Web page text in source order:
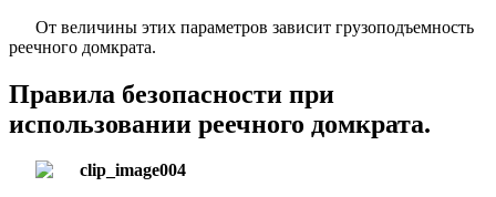
От величины этих параметров зависит грузоподъемность
реечного домкрата.
Правила безопасности при
использовании реечного домкрата.